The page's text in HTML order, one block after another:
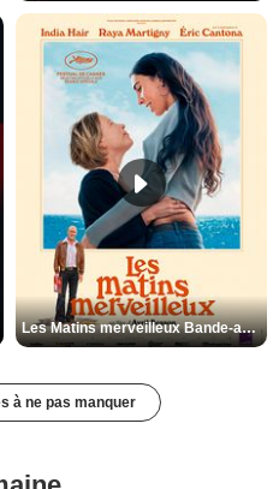
Les Matins merveilleux Bande-annonce VF
à ne pas manquer